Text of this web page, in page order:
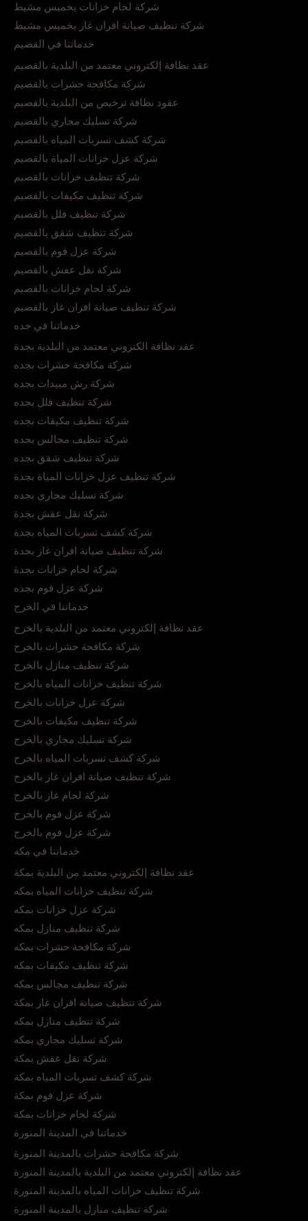
شركة لحام خزانات بخميس مشيط
شركة تنظيف صيانة افران غاز بخميس مشيط
خدماتنا في القصيم
عقد نظافة إلكتروني معتمد من البلدية بالقصيم
شركة مكافحة حشرات بالقصيم
عقود نظافة ترخيص من البلدية بالقصيم
شركة تسليك مجاري بالقصيم
شركة كشف تسربات المياه بالقصيم
شركة عزل خزانات المياة بالقصيم
شركة تنظيف خزانات بالقصيم
شركة تنظيف مكيفات بالقصيم
شركة تنظيف فلل بالقصيم
شركة تنظيف شقق بالقصيم
شركة عزل فوم بالقصيم
شركة نقل عفش بالقصيم
شركة لحام خزانات بالقصيم
شركة تنظيف صيانة افران غاز بالقصيم
خدماتنا في جده
عقد نظافة الكتروني معتمد من البلدية بجدة
شركة مكافحة حشرات بجده
شركة رش مبيدات بجده
شركة تنظيف فلل بجده
شركة تنظيف مكيفات بجده
شركة تنظيف مجالس بجده
شركة تنظيف شقق بجده
شركة تنظيف عزل خزانات المياة بجدة
شركة تسليك مجاري بجده
شركة نقل عفش بجدة
شركة كشف تسربات المياه بجدة
شركة تنظيف صيانة افران غاز بجدة
شركة لحام خزانات بجدة
شركة عزل فوم بجده
خدماتنا في الخرج
عقد نظافة إلكتروني معتمد من البلدية بالخرج
شركة مكافحة حشرات بالخرج
شركة تنظيف منازل بالخرج
شركة تنظيف خزانات المياه بالخرج
شركة عزل خزانات بالخرج
شركة تنظيف مكيفات بالخرج
شركة تسليك مجاري بالخرج
شركة كشف تسربات المياه بالخرج
شركة تنظيف صيانة افران غاز بالخرج
شركة لحام غاز بالخرج
شركة عزل فوم بالخرج
شركة عزل فوم بالخرج
خدماتنا في مكه
عقد نظافة إلكتروني معتمد من البلدية بمكة
شركة تنظيف خزانات المياه بمكه
شركة عزل خزانات بمكه
شركة تنظيف منازل بمكه
شركة مكافحة حشرات بمكه
شركة تنظيف مكيفات بمكه
شركة تنظيف مجالس بمكه
شركة تنظيف صيانة افران غاز بمكة
شركة تنظيف منازل بمكه
شركة تسليك مجاري بمكه
شركة نقل عفش بمكة
شركة كشف تسربات المياه بمكة
شركة عزل فوم بمكة
شركة لحام خزانات بمكة
خدماتنا في المدينة المنورة
شركة مكافحة حشرات بالمدينة المنورة
عقد نظافة إلكتروني معتمد من البلدية بالمدينة المنورة
شركة تنظيف خزانات المياه بالمدينة المنورة
شركة تنظيف منازل بالمدينة المنورة